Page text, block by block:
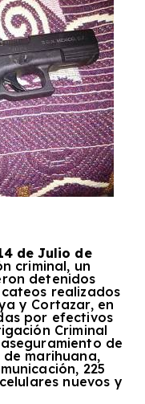
de Julio de
criminal, un
detenidos
realizados
y Cortazar, en
por efectivos
Criminal
aseguramiento de
de marihuana,
225
nuevos y